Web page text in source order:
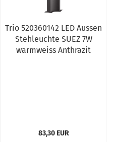
Trio 520360142 LED Aussen
Stehleuchte SUEZ 7W
warmweiss Anthrazit
83,30 EUR